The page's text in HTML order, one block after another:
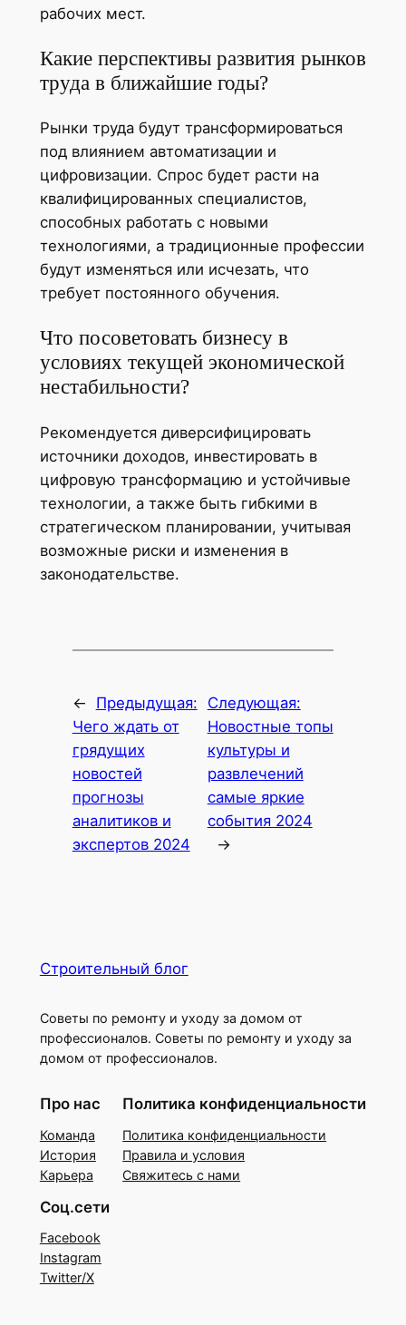
рабочих мест.
Какие перспективы развития рынков
труда в ближайшие годы?
Рынки труда будут трансформироваться
под влиянием автоматизации и
цифровизации. Спрос будет расти на
квалифицированных специалистов,
способных работать с новыми
технологиями, а традиционные профессии
будут изменяться или исчезать, что
требует постоянного обучения.
Что посоветовать бизнесу в
условиях текущей экономической
нестабильности?
Рекомендуется диверсифицировать
источники доходов, инвестировать в
цифровую трансформацию и устойчивые
технологии, а также быть гибкими в
стратегическом планировании, учитывая
возможные риски и изменения в
законодательстве.
←
Предыдущая:
Чего ждать от
грядущих
новостей
прогнозы
аналитиков и
экспертов 2024
Следующая:
Новостные топы
культуры и
развлечений
самые яркие
события 2024
→
Строительный блог
Советы по ремонту и уходу за домом от
профессионалов. Советы по ремонту и уходу за
домом от профессионалов.
Про нас
Команда
История
Карьера
Политика конфиденциальности
Политика конфиденциальности
Правила и условия
Свяжитесь с нами
Соц.сети
Facebook
Instagram
Twitter/X